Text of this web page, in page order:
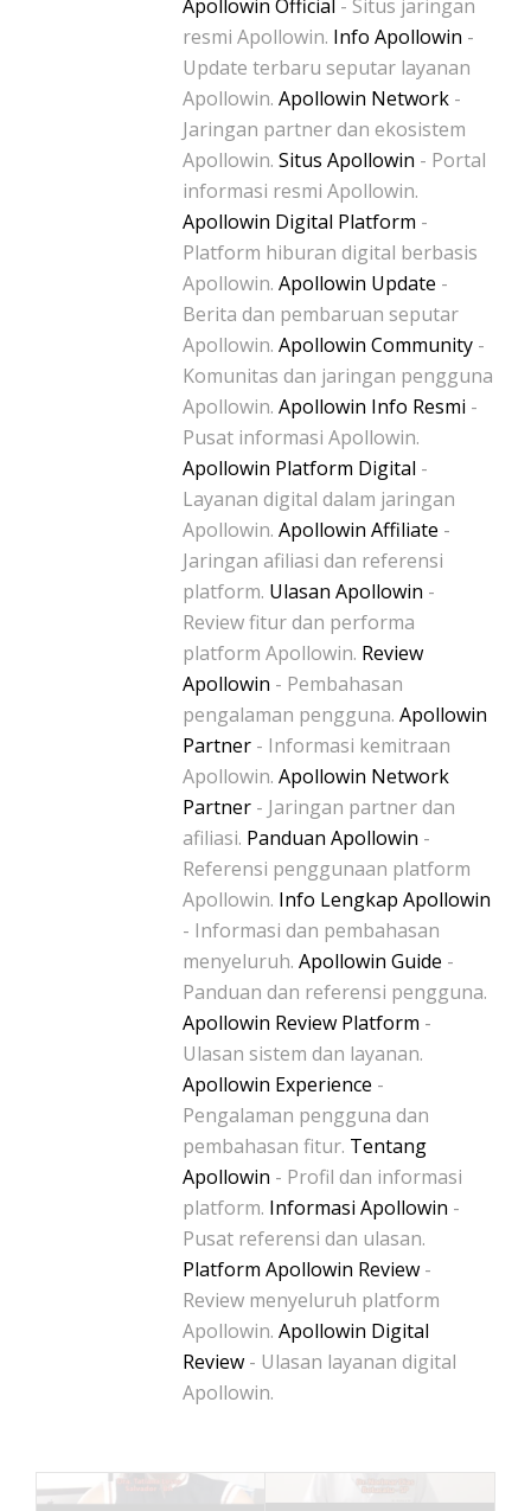
Apollowin Official - Situs jaringan
resmi Apollowin. Info Apollowin -
Update terbaru seputar layanan
Apollowin. Apollowin Network -
Jaringan partner dan ekosistem
Apollowin. Situs Apollowin - Portal
informasi resmi Apollowin.
Apollowin Digital Platform -
Platform hiburan digital berbasis
Apollowin. Apollowin Update -
Berita dan pembaruan seputar
Apollowin. Apollowin Community -
Komunitas dan jaringan pengguna
Apollowin. Apollowin Info Resmi -
Pusat informasi Apollowin.
Apollowin Platform Digital -
Layanan digital dalam jaringan
Apollowin. Apollowin Affiliate -
Jaringan afiliasi dan referensi
platform. Ulasan Apollowin -
Review fitur dan performa
platform Apollowin. Review
Apollowin - Pembahasan
pengalaman pengguna. Apollowin
Partner - Informasi kemitraan
Apollowin. Apollowin Network
Partner - Jaringan partner dan
afiliasi. Panduan Apollowin -
Referensi penggunaan platform
Apollowin. Info Lengkap Apollowin
- Informasi dan pembahasan
menyeluruh. Apollowin Guide -
Panduan dan referensi pengguna.
Apollowin Review Platform -
Ulasan sistem dan layanan.
Apollowin Experience -
Pengalaman pengguna dan
pembahasan fitur. Tentang
Apollowin - Profil dan informasi
platform. Informasi Apollowin -
Pusat referensi dan ulasan.
Platform Apollowin Review -
Review menyeluruh platform
Apollowin. Apollowin Digital
Review - Ulasan layanan digital
Apollowin.